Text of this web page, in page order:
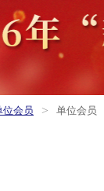
位会员 > 单位会员